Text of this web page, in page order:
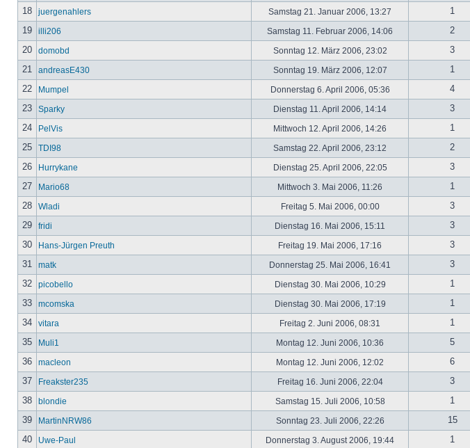
18
juergenahlers Samstag 21. Januar 2006, 13:27
1
19
illi206 Samstag 11. Februar 2006, 14:06
2
20
domobd Sonntag 12. März 2006, 23:02
3
21
andreasE430 Sonntag 19. März 2006, 12:07
1
22
Mumpel Donnerstag 6. April 2006, 05:36
4
23
Sparky Dienstag 11. April 2006, 14:14
3
24
PelVis Mittwoch 12. April 2006, 14:26
1
25
TDI98 Samstag 22. April 2006, 23:12
2
26
Hurrykane Dienstag 25. April 2006, 22:05
3
27
Mario68 Mittwoch 3. Mai 2006, 11:26
1
28
Wladi Freitag 5. Mai 2006, 00:00
3
29
fridi Dienstag 16. Mai 2006, 15:11
3
30
Hans-Jürgen Preuth Freitag 19. Mai 2006, 17:16
3
31
matk Donnerstag 25. Mai 2006, 16:41
3
32
picobello Dienstag 30. Mai 2006, 10:29
1
33
mcomska Dienstag 30. Mai 2006, 17:19
1
34
vitara Freitag 2. Juni 2006, 08:31
1
35
Muli1 Montag 12. Juni 2006, 10:36
5
36
macleon Montag 12. Juni 2006, 12:02
6
37
Freakster235 Freitag 16. Juni 2006, 22:04
3
38
blondie Samstag 15. Juli 2006, 10:58
1
39
MartinNRW86 Sonntag 23. Juli 2006, 22:26
15
40
Uwe-Paul Donnerstag 3. August 2006, 19:44 1